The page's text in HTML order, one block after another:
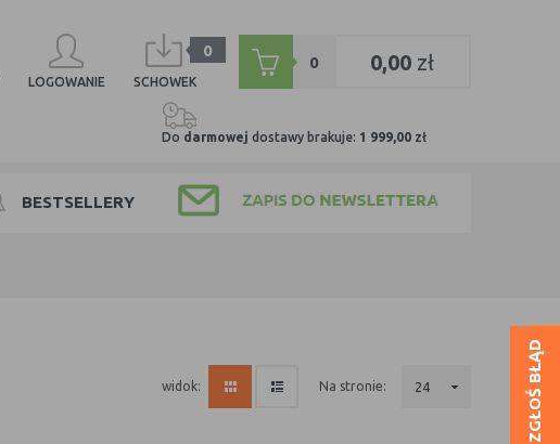
LOGOWANIE
0
SCHOWEK
0 0,00 zł
Do darmowej dostawy brakuje: 1 999,00 zł
BESTSELLERY
widok: na stronie: 24 ZGŁOŚ BŁĄD